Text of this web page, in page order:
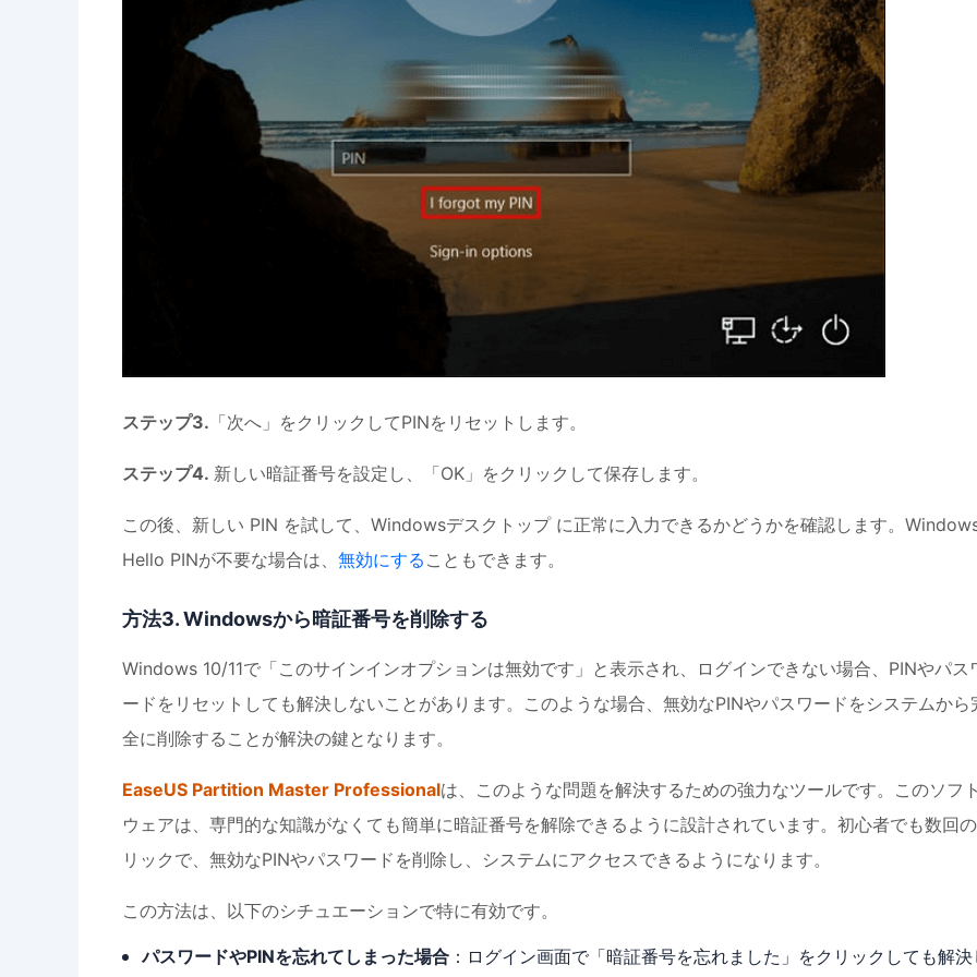
ステップ3. 「次へ」をクリックしてPINをリセットします。
ステップ4. 新しい暗証番号を設定し、「OK」をクリックして保存します。
この後、新しい PIN を試して、Windowsデスクトップ に正常に入力できるかどうかを確認します。
Hello PINが不要な場合は、 無効にする こともできます。
方法3. Windowsから暗証番号を削除する
Windows 10/11で「このサインインオプションは無効です」と表示され、ログインできない場合、PINやパス
ードをリセットしても解決しないことがあります。このような場合、無効なPINやパスワードをシステムから
全に削除することが解決の鍵となります。
EaseUS Partition Master Professionalは、このような問題を解決するための強力なツールです。このソフト
ウェアは、専門的な知識がなくても簡単に暗証番号を解除できるように設計されています。初心者でも数回
リックで、無効なPINやパスワードを削除し、システムにアクセスできるようになります。
この方法は、以下のシチュエーションで特に有効です。
パスワードやPINを忘れてしまった場合 ：ログイン画面で「暗証番号を忘れました」をクリックしても解決